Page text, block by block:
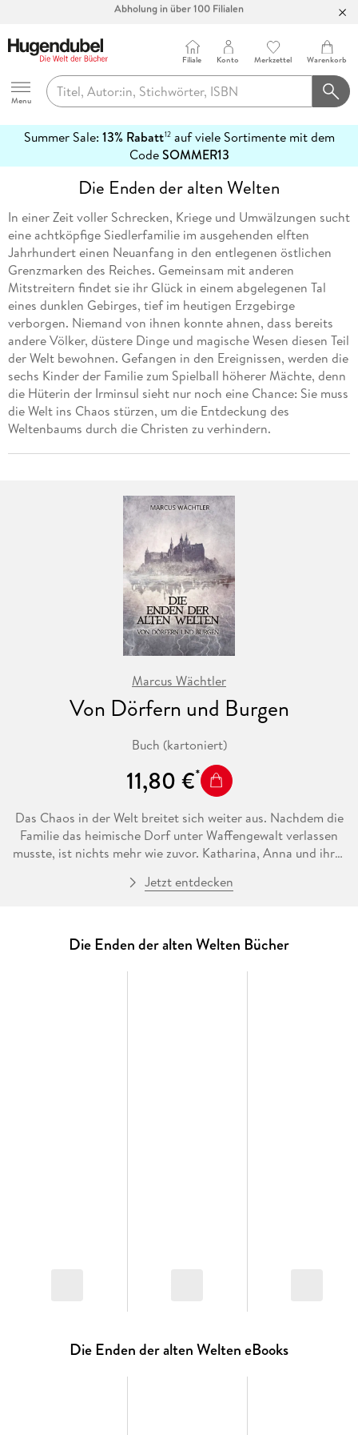
Hugendubel
Menu
Filiale Konto Merkzettel Warenkorb
Summer Sale: 13% Rabatt12auf viele Sortimente mit dem
CodeSOMMER13
erfahren
Die Enden der alten Welten
In einer Zeit voller Schrecken, Kriege und Umwälzungen sucht
eine achtköpfige Siedlerfamilie im ausgehenden elften
Jahrhundert einen Neuanfang in den entlegenen östlichen
Grenzmarken des Reiches. Gemeinsam mit anderen
Mitstreitern findet sie ihr Glück in einem abgelegenen Tal
eines dunklen Gebirges, tief im heutigen Erzgebirge
verborgen. Niemand von ihnen konnte ahnen, dass bereits
andere Völker, düstere Dinge und magische Wesen diesen Teil
der Welt bewohnen. Gefangen in den Ereignissen, werden die
sechs Kinder der Familie zum Spielball höherer Mächte, denn
die Hüterin der Irminsul sieht nur noch eine Chance: Sie muss
die Welt ins Chaos stürzen, um die Entdeckung des
Weltenbaums durch die Christen zu verhindern.
Marcus Wächtler
Von Dörfern und Burgen
Buch (kartoniert)
11,80 €
Das Chaos in der Welt breitet sich weiter aus. Nachdem die
Familie das heimische Dorf unter Waffengewalt verlassen
musste, ist nichts mehr wie zuvor. Katharina, Anna und ihrer
die unbarmherzigen Bewohner um ihr Überleben zu kämpfen.
einheimischen Slawen. Friedrich, Lucas und Brid sind nach
undurchdringlichen Wäldern verschollen. Werden sich die
Jetzt entdecken
Die Enden der alten Welten Bücher
Die Enden der alten Welten eBooks